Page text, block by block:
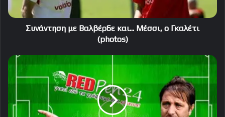
(photos)
Συνάντηση με Βαλβέρδε και... Μέσσι, ο Γκαλέτι
(photos)
Η
του